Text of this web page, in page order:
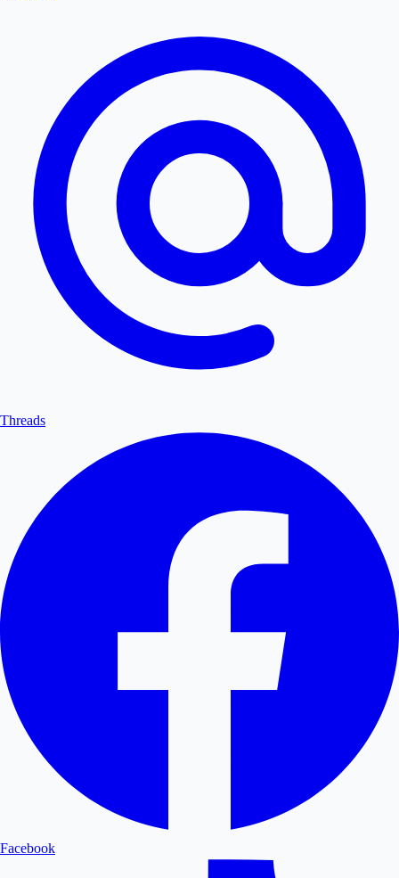
Threads
Facebook